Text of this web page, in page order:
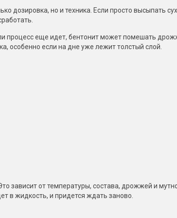
дозировка, но и техника. Если просто высыпать
процесс еще идет, бентонит может помешать
особенно если на дне уже лежит толстый слой.
зависит от температуры, состава, дрожжей и
в жидкость, и придется ждать заново.